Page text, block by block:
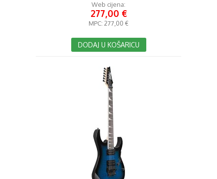
Web cijena:
277,00 €
MPC: 277,00 €
DODAJ U KOŠARICU